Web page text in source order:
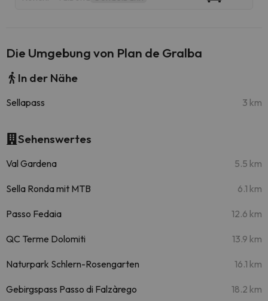
Die Umgebung von Plan de Gralba
In der Nähe
Sellapass 3 km
Sehenswertes
Val Gardena 5.5 km
Sella Ronda mit MTB 6.1 km
Passo Fedaia 12.6 km
QC Terme Dolomiti 13.9 km
Naturpark Schlern-Rosengarten 16.1 km
Gebirgspass Passo di Falzàrego 18.2 km